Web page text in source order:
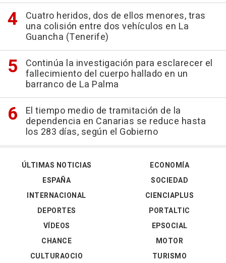
Cuatro heridos, dos de ellos menores, tras
una colisión entre dos vehículos en La
Guancha (Tenerife)
Continúa la investigación para esclarecer el
fallecimiento del cuerpo hallado en un
barranco de La Palma
El tiempo medio de tramitación de la
dependencia en Canarias se reduce hasta
los 283 días, según el Gobierno
ÚLTIMAS NOTICIAS
ESPAÑA
INTERNACIONAL
DEPORTES
VÍDEOS
ECONOMÍA
SOCIEDAD
CIENCIAPLUS
PORTALTIC
EPSOCIAL
CHANCE
CULTURAOCIO
MOTOR
TURISMO